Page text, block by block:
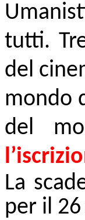
tutti.
del
mondo
del
La
per il